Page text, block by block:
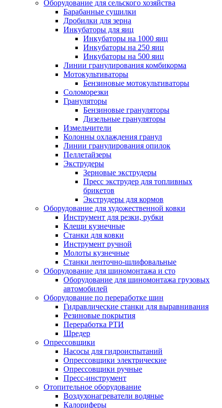
Оборудование для сельского хозяйства
Барабанные сушилки
Дробилки для зерна
Инкубаторы для яиц
Инкубаторы на 1000 яиц
Инкубаторы на 250 яиц
Инкубаторы на 500 яиц
Линии гранулирования комбикорма
Мотокультиваторы
Бензиновые мотокультиваторы
Соломорезки
Грануляторы
Бензиновые грануляторы
Дизельные грануляторы
Измельчители
Колонны охлаждения гранул
Линии гранулирования опилок
Пеллетайзеры
Экструдеры
Зерновые экструдеры
Пресс экструдер для топливных
брикетов
Экструдеры для кормов
Оборудование для художественной ковки
Инструмент для резки, рубки
Клещи кузнечные
Станки для ковки
Инструмент ручной
Молоты кузнечные
Станки ленточно-шлифовальные
Оборудование для шиномонтажа и сто
Оборудование для шиномонтажа грузовых
автомобилей
Оборудование по переработке шин
Гидравлические станки для выравнивания
Резиновые покрытия
Переработка РТИ
Шредер
Опрессовщики
Насосы для гидроиспытаний
Опрессовщики электрические
Опрессовщики ручные
Пресс-инструмент
Отопительное оборудование
Воздухонагреватели водяные
Калориферы